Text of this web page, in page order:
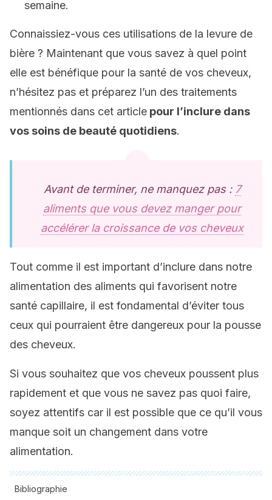
semaine.
Connaissiez-vous ces utilisations de la levure de
bière ? Maintenant que vous savez à quel point
elle est bénéfique pour la santé de vos cheveux,
n’hésitez pas et préparez l’un des traitements
mentionnés dans cet article pour l’inclure dans
vos soins de beauté quotidiens.
Avant de terminer, ne manquez pas : 7
aliments que vous devez manger pour
accélérer la croissance de vos cheveux
Tout comme il est important d’inclure dans notre
alimentation des aliments qui favorisent notre
santé capillaire, il est fondamental d’éviter tous
ceux qui pourraient être dangereux pour la pousse
des cheveux.
Si vous souhaitez que vos cheveux poussent plus
rapidement et que vous ne savez pas quoi faire,
soyez attentifs car il est possible que ce qu’il vous
manque soit un changement dans votre
alimentation.
Bibliographie